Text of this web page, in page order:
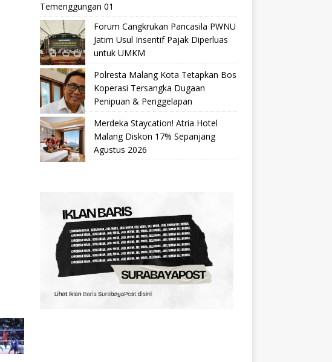
Temenggungan 01
Forum Cangkrukan Pancasila PWNU
Jatim Usul Insentif Pajak Diperluas
untuk UMKM
Polresta Malang Kota Tetapkan Bos
Koperasi Tersangka Dugaan
Penipuan & Penggelapan
Merdeka Staycation! Atria Hotel
Malang Diskon 17% Sepanjang
Agustus 2026